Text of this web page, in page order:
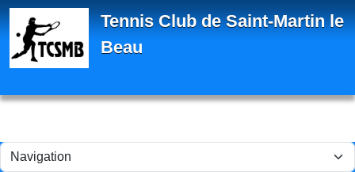
Tennis Club de Saint-Martin le
Beau
Panneau de gestion des cookies